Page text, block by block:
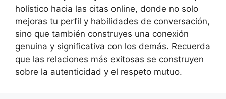
holístico hacia las citas online, donde no solo
mejoras tu perfil y habilidades de conversación,
sino que también construyes una conexión
genuina y significativa con los demás. Recuerda
que las relaciones más exitosas se construyen
sobre la autenticidad y el respeto mutuo.